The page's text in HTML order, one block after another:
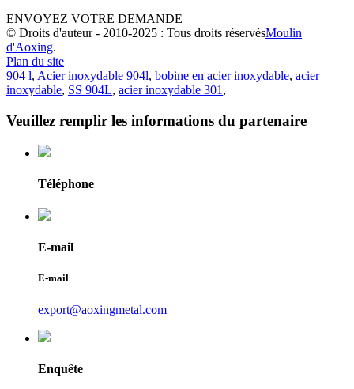
ENVOYEZ VOTRE DEMANDE
© Droits d'auteur - 2010-2025 : Tous droits réservésMoulin
d'Aoxing.
Plan du site
904 l, Acier inoxydable 904l, bobine en acier inoxydable, acier
inoxydable, SS 904L, acier inoxydable 301 ,
Veuillez remplir les informations du partenaire
Téléphone
E-mail
E-mail
export@aoxingmetal.com
Enquête